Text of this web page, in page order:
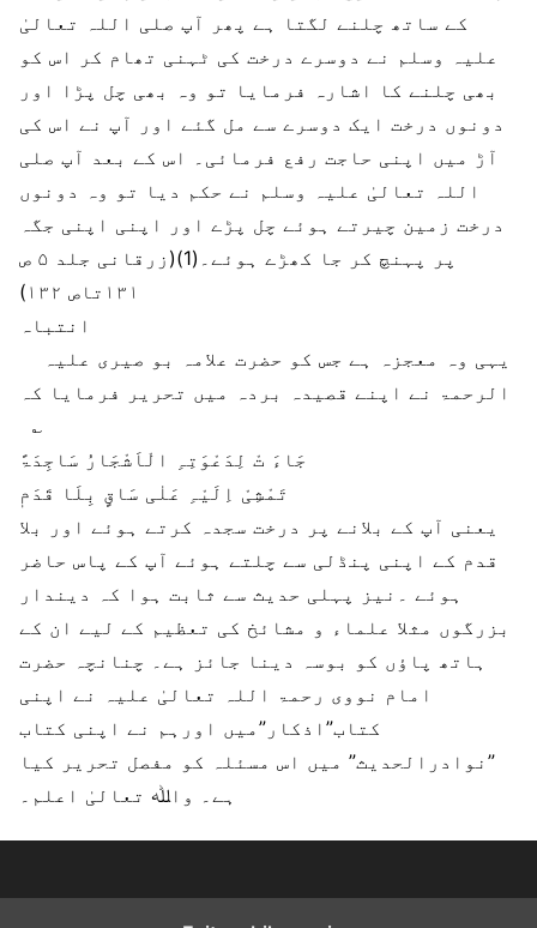
کے ساتھ چلنے لگتا ہے پھر آپ صلی اللہ تعالیٰ
علیہ وسلم نے دوسرے درخت کی ٹہنی تھام کر اس کو
بھی چلنے کا اشارہ فرمایا تو وہ بھی چل پڑا اور
دونوں درخت ایک دوسرے سے مل گئے اور آپ نے اس کی
آڑ میں اپنی حاجت رفع فرمائی۔ اس کے بعد آپ صلی
اللہ تعالیٰ علیہ وسلم نے حکم دیا تو وہ دونوں
درخت زمین چیرتے ہوئے چل پڑے اور اپنی اپنی جگہ
پر پہنچ کر جا کھڑے ہوئے۔(1)(زرقانی جلد ۵ ص
۱۳۱تاص ۱۳۲)
انتباہ
الرحمۃ نے اپنے قصیدہ بردہ میں تحریر فرمایا کہ
؎
جَاءَ تْ لِدَعْوَتِہِ الْاَشْجَارُ سَاجِدَۃً
تَمْشِیْ اِلَیْہِ عَلٰی سَاقٍ بِلَا قَدَمٖ
یعنی آپ کے بلانے پر درخت سجدہ کرتے ہوئے اور بلا
قدم کے اپنی پنڈلی سے چلتے ہوئے آپ کے پاس حاضر
ہوئے ۔نیز پہلی حدیث سے ثابت ہوا کہ دیندار
بزرگوں مثلا علماء و مشائخ کی تعظیم کے لیے ان کے
ہاتھ پاؤں کو بوسہ دینا جائز ہے۔ چنانچہ حضرت
امام نووی رحمۃ اللہ تعالیٰ علیہ نے اپنی
کتاب”اذکار”میں اورہم نے اپنی کتاب
”نوادرالحدیث” میں اس مسئلہ کو مفصل تحریر کیا
ہے۔ واﷲ تعالیٰ اعلم۔